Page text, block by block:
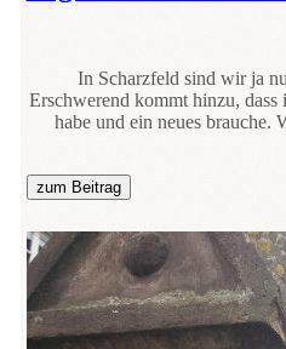
In Scharzfeld sind wir ja
Erschwerend kommt hinzu,
habe und ein neues brauche.
zum Beitrag